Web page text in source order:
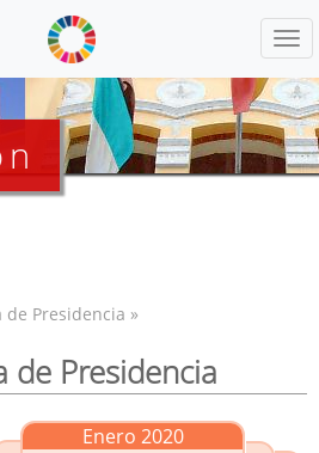
de Presidencia »
de Presidencia
Enero 2020